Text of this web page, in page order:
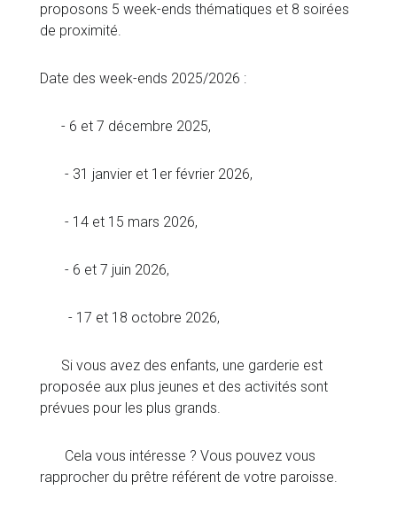
proposons 5 week-ends thématiques et 8 soirées
de proximité.
Date des week-ends 2025/2026 :
- 6 et 7 décembre 2025,
- 31 janvier et 1er février 2026,
- 14 et 15 mars 2026,
- 6 et 7 juin 2026,
- 17 et 18 octobre 2026,
Si vous avez des enfants, une garderie est
proposée aux plus jeunes et des activités sont
prévues pour les plus grands.
Cela vous intéresse ? Vous pouvez vous
rapprocher du prêtre référent de votre paroisse.